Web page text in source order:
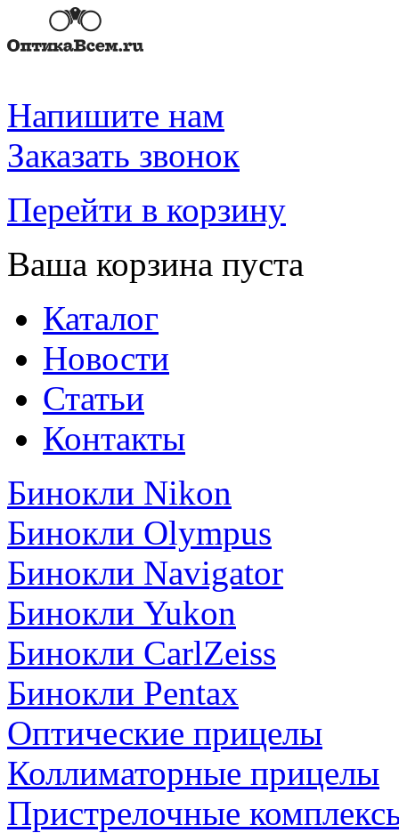
Напишите нам
Заказать звонок
Перейти в корзину
Ваша корзина пуста
Каталог
Новости
Статьи
Контакты
Бинокли Nikon
Бинокли Olympus
Бинокли Navigator
Бинокли Yukon
Бинокли CarlZeiss
Бинокли Pentax
Оптические прицелы
Коллиматорные прицелы
Пристрелочные